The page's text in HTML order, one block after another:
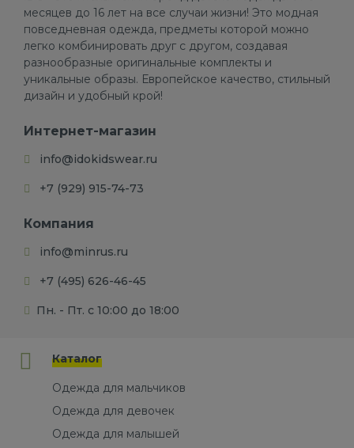
месяцев до 16 лет на все случаи жизни! Это модная
повседневная одежда, предметы которой можно
легко комбинировать друг с другом, создавая
разнообразные оригинальные комплекты и
уникальные образы. Европейское качество, стильный
дизайн и удобный крой!
Интернет-магазин
info@idokidswear.ru
+7 (929) 915-74-73
Компания
info@minrus.ru
+7 (495) 626-46-45
Пн. - Пт. с 10:00 до 18:00
Каталог
Одежда для мальчиков
Одежда для девочек
Одежда для малышей